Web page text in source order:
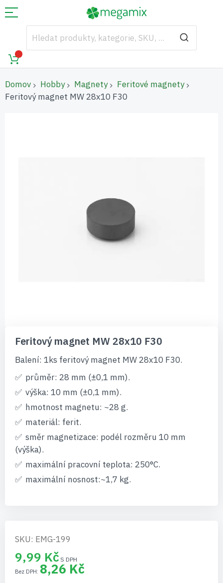
Domov Hobby Magnety
Feritové magnety
Feritový magnet MW 28x10 F30
začátek
galerie
obrázky
Feritový magnet MW 28x10 F30
Balení: 1ks feritový magnet MW 28x10 F30.
průměr: 28 mm (±0,1 mm).
výška: 10 mm (±0,1 mm).
hmotnost magnetu: ~28 g.
materiál: ferit.
směr magnetizace: podél rozměru 10 mm
(výška).
maximální pracovní teplota: 250°C.
maximální nosnost:~1,7 kg.
SKU: EMG-199
9,99 Kč
8,26 Kč